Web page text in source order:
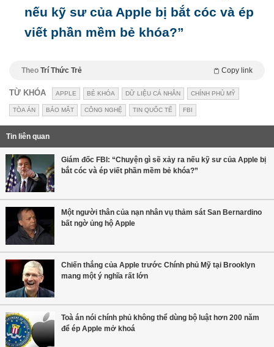
nếu kỹ sư của Apple bị bắt cóc và ép
viết phần mềm bẻ khóa?”
Theo Trí Thức Trẻ Copy link
TỪ KHÓA APPLE BẺ KHÓA DỮ LIỆU CÁ NHÂN CHÍNH PHỦ MỸ
TÒA ÁN BẢO MẬT CÔNG NGHỆ TIN QUỐC TẾ FBI
Tin liên quan
Giám đốc FBI: “Chuyện gì sẽ xảy ra nếu kỹ sư của Apple bị
bắt cóc và ép viết phần mềm bẻ khóa?”
Một người thân của nạn nhân vụ thảm sát San Bernardino
bất ngờ ủng hộ Apple
Chiến thắng của Apple trước Chính phủ Mỹ tại Brooklyn
mang một ý nghĩa rất lớn
Toà án nói chính phủ không thể dùng bộ luật hơn 200 năm
để ép Apple mở khoá